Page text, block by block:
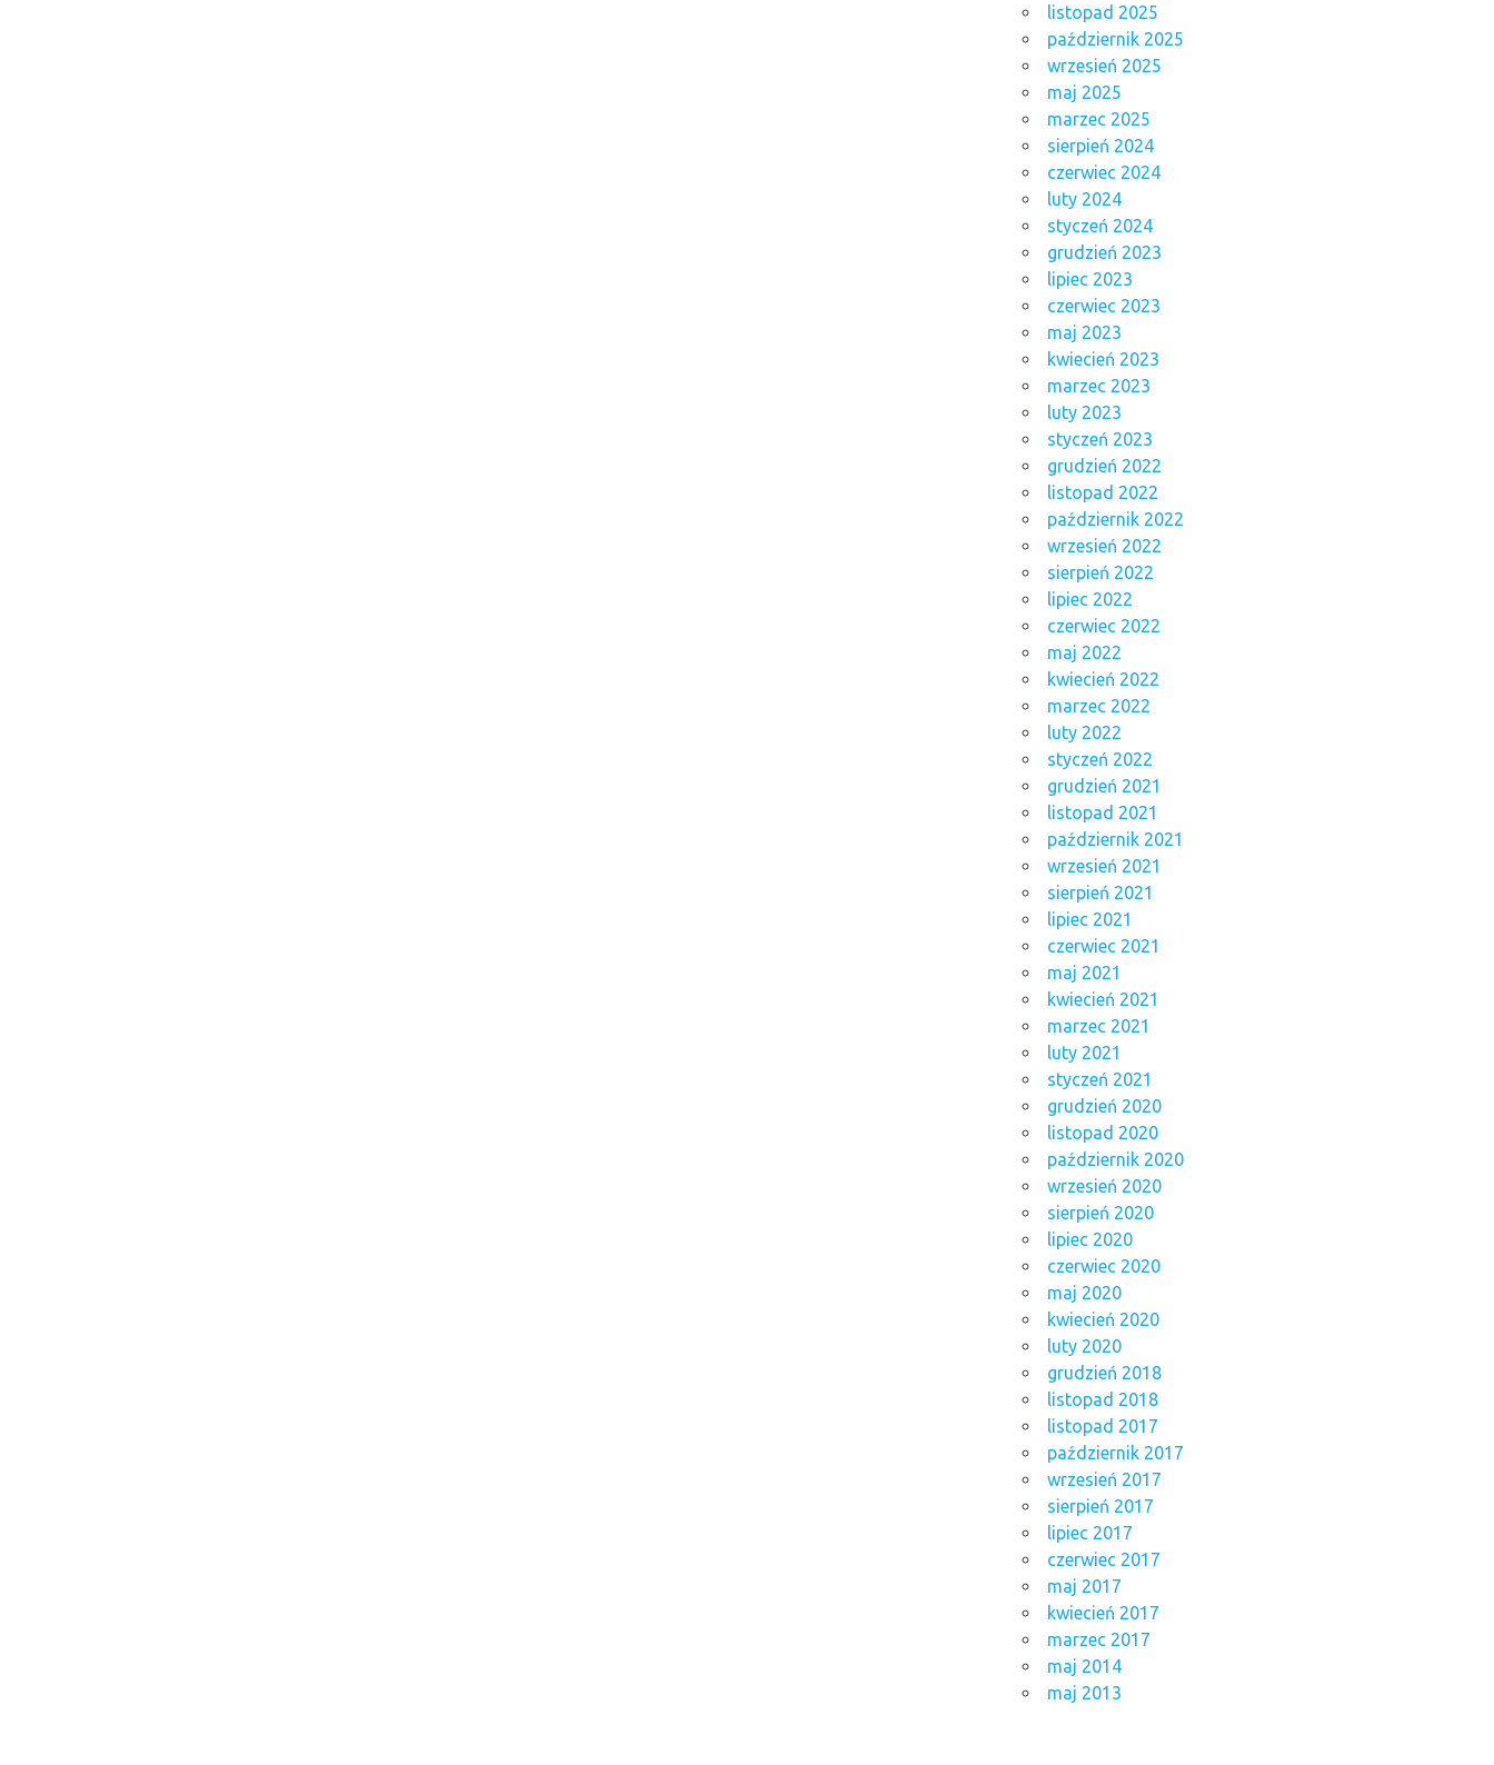
listopad 2025
październik 2025
wrzesień 2025
maj 2025
marzec 2025
sierpień 2024
czerwiec 2024
luty 2024
styczeń 2024
grudzień 2023
lipiec 2023
czerwiec 2023
maj 2023
kwiecień 2023
marzec 2023
luty 2023
styczeń 2023
grudzień 2022
listopad 2022
październik 2022
wrzesień 2022
sierpień 2022
lipiec 2022
czerwiec 2022
maj 2022
kwiecień 2022
marzec 2022
luty 2022
styczeń 2022
grudzień 2021
listopad 2021
październik 2021
wrzesień 2021
sierpień 2021
lipiec 2021
czerwiec 2021
maj 2021
kwiecień 2021
marzec 2021
luty 2021
styczeń 2021
grudzień 2020
listopad 2020
październik 2020
wrzesień 2020
sierpień 2020
lipiec 2020
czerwiec 2020
maj 2020
kwiecień 2020
luty 2020
grudzień 2018
listopad 2018
listopad 2017
październik 2017
wrzesień 2017
sierpień 2017
lipiec 2017
czerwiec 2017
maj 2017
kwiecień 2017
marzec 2017
maj 2014
maj 2013